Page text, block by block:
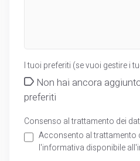
I tuoi preferiti (se vuoi gestire i
Non hai ancora
preferiti
Consenso al trattamento dei
Acconsento al trattamento
l'informativa disponibile